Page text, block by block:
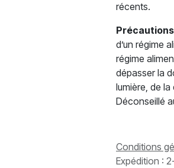
récents.
d’un régime
régime
dépasser la
lumière, de
Déconseillé
Conditions
Expédition :